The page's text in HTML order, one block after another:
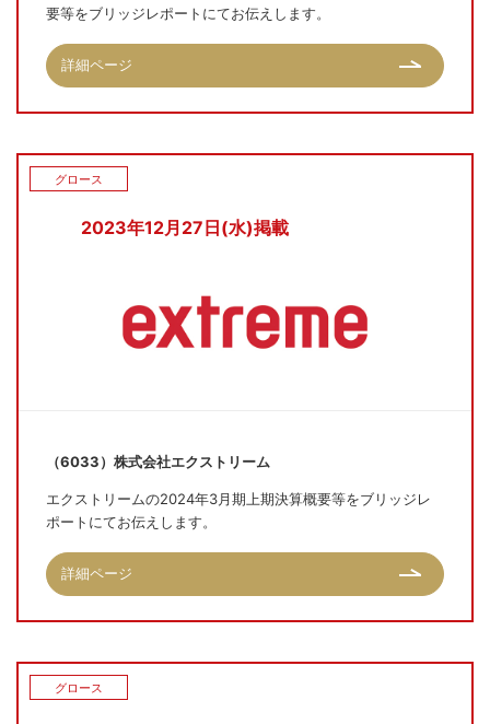
要等をブリッジレポートにてお伝えします。
詳細ページ
2023年12月27日(水)掲載
グロース
（6033）株式会社エクストリーム
エクストリームの2024年3月期上期決算概要等をブリッジレ
ポートにてお伝えします。
詳細ページ
グロース